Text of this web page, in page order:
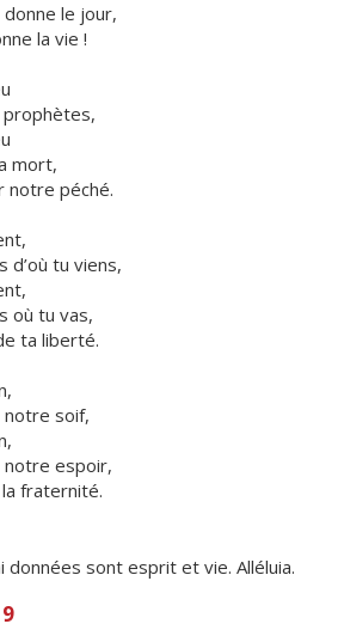
le jour,
la vie !
mort,
notre péché.
d’où tu viens,
où tu vas,
ta liberté.
soif,
espoir,
fraternité.
données sont esprit et vie. Alléluia.